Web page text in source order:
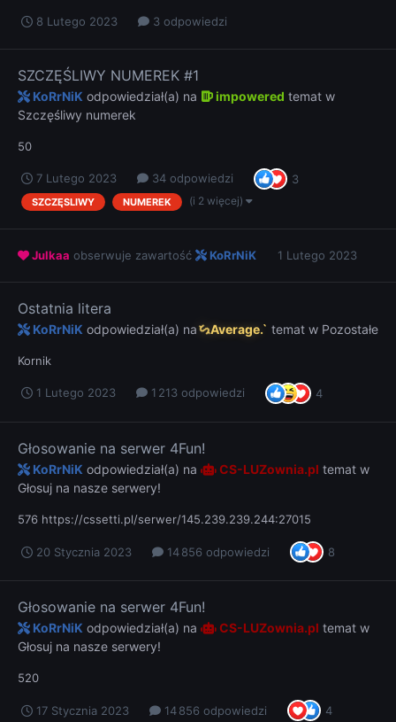
8 Lutego 2023 3 odpowiedzi
SZCZĘŚLIWY NUMEREK #1
KoRrNiK odpowiedział(a) na impowered temat w
Szczęśliwy numerek
50
7 Lutego 2023 34 odpowiedzi 3
SZCZĘSLIWY NUMEREK (i 2 więcej)
Julkaa obserwuje zawartość KoRrNiK 1 Lutego 2023
Ostatnia litera
KoRrNiK odpowiedział(a) na Average.` temat w Pozostałe
Kornik
1 Lutego 2023 1 213 odpowiedzi 4
Głosowanie na serwer 4Fun!
KoRrNiK odpowiedział(a) na CS-LUZownia.pl temat w
Głosuj na nasze serwery!
576 https://cssetti.pl/serwer/145.239.239.244:27015
20 Stycznia 2023 14 856 odpowiedzi 8
Głosowanie na serwer 4Fun!
KoRrNiK odpowiedział(a) na CS-LUZownia.pl temat w
Głosuj na nasze serwery!
520
17 Stycznia 2023 14 856 odpowiedzi 4